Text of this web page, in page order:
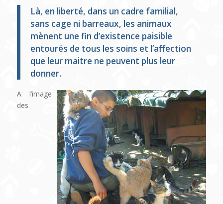
Là, en liberté, dans un cadre familial,
sans cage ni barreaux, les animaux
mènent une fin d’existence paisible
entourés de tous les soins et l’affection
que leur maitre ne peuvent plus leur
donner.
A l’image
des